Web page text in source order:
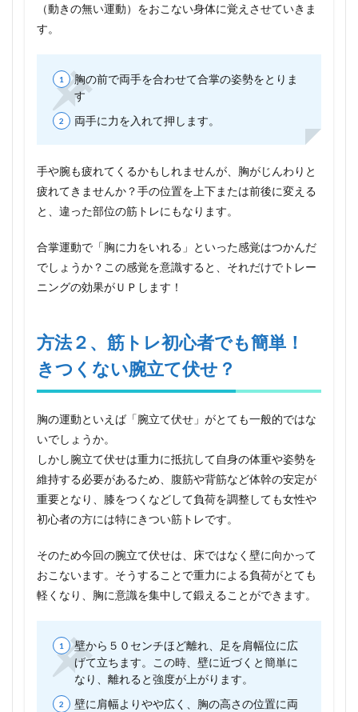
方法
筋ト
でも
簡
単！
きつ
立て
伏
せ？
3
３、
一風
った
机の
上の
本や
ファ
イル
を起
こそ
4
方法
４、
大胸
部を
る、
椅子
お手
軽な
ディ
ップ
ス！
（動きの無い運動）をおこない身体に覚えさせていきま
す。
胸の前で両手を合わせて合掌の姿勢をとりま
す
両手に力を入れて押します。
手や腕も疲れてくるかもしれませんが、胸がじんわりと
疲れてきませんか？手の位置を上下または前後に変える
と、違った部位の筋トレにもなります。
合掌運動で「胸に力をいれる」といった感覚はつかんだ
でしょうか？この感覚を意識すると、それだけでトレー
ニングの効果がＵＰします！
方法２、筋トレ初心者でも簡単！
きつくない腕立て伏せ？
胸の運動といえば「腕立て伏せ」がとても一般的ではな
いでしょうか。
しかし腕立て伏せは重力に抵抗して自身の体重や姿勢を
維持する必要があるため、腹筋や背筋など体幹の安定が
重要となり、膝をつくなどして負荷を調整しても女性や
初心者の方には特にきつい筋トレです。
そのため今回の腕立て伏せは、床ではなく壁に向かって
おこないます。そうすることで重力による負荷がとても
軽くなり、胸に意識を集中して鍛えることができます。
壁から５０センチほど離れ、足を肩幅位に広
げて立ちます。この時、壁に近づくと簡単に
なり、離れると強度が上がります。
壁に肩幅よりやや広く、胸の高さの位置に両